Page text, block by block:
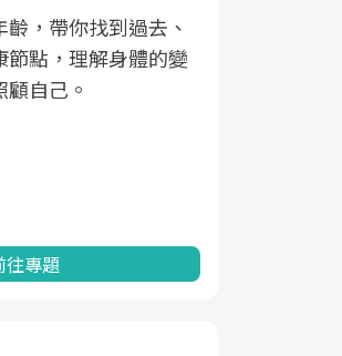
，帶你找到過去、
節點，理解身體的變
自己。
往專題